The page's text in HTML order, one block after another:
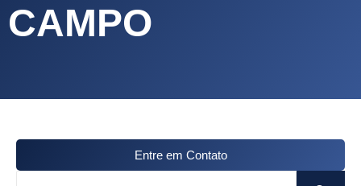
CAMPO
Entre em Contato